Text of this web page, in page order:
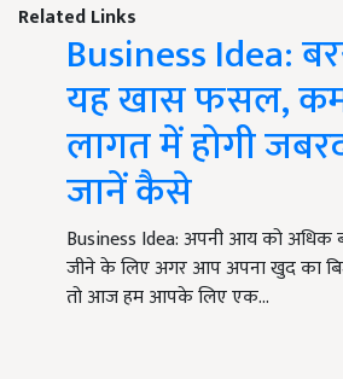
Related Links
Business Idea:
यह खास फसल,
लागत में होगी
जानें कैसे
Business Idea: अपनी आय को अधिक
जीने के लिए अगर आप अपना खुद का
तो आज हम आपके लिए एक…